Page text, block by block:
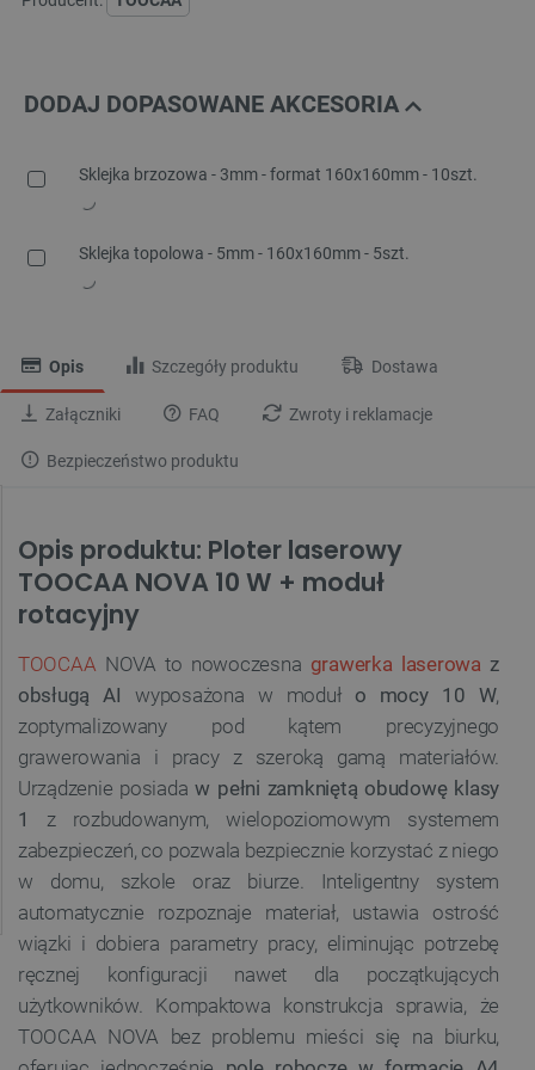
DODAJ DOPASOWANE AKCESORIA
Sklejka brzozowa - 3mm - format 160x160mm - 10szt.
Sklejka topolowa - 5mm - 160x160mm - 5szt.
Opis Szczegóły produktu Dostawa
Załączniki FAQ Zwroty i reklamacje
Bezpieczeństwo produktu
Opis produktu: Ploter laserowy
TOOCAA NOVA 10 W + moduł
rotacyjny
TOOCAA NOVA to nowoczesna grawerka laserowa z
obsługą AIwyposażona w moduło mocy 10 W,
zoptymalizowany pod kątem precyzyjnego
grawerowania i pracy z szeroką gamą materiałów.
Urządzenie posiadaw pełni zamkniętą obudowę klasy
1
z rozbudowanym, wielopoziomowym systemem
zabezpieczeń, co pozwala bezpiecznie korzystać z niego
w domu, szkole oraz biurze. Inteligentny system
automatycznie rozpoznaje materiał, ustawia ostrość
wiązki i dobiera parametry pracy, eliminując potrzebę
ręcznej konfiguracji nawet dla początkujących
użytkowników. Kompaktowa konstrukcja sprawia, że
TOOCAA NOVA bez problemu mieści się na biurku,